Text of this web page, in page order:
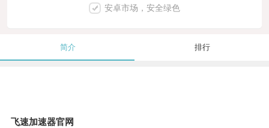
安卓市场，安全绿色
简介 排行
飞速加速器官网